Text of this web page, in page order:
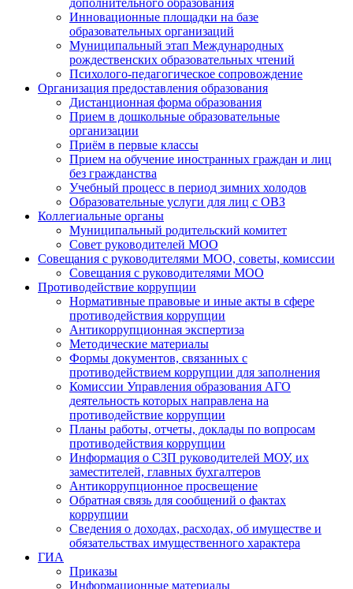
дополнительного образования
Инновационные площадки на базе
образовательных организаций
Муниципальный этап Международных
рождественских образовательных чтений
Психолого-педагогическое сопровождение
Организация предоставления образования
Дистанционная форма образования
Прием в дошкольные образовательные
организации
Приём в первые классы
Прием на обучение иностранных граждан и лиц
без гражданства
Учебный процесс в период зимних холодов
Образовательные услуги для лиц с ОВЗ
Коллегиальные органы
Муниципальный родительский комитет
Совет руководителей МОО
Совещания с руководителями МОО, советы, комиссии
Совещания с руководителями МОО
Противодействие коррупции
Нормативные правовые и иные акты в сфере
противодействия коррупции
Антикоррупционная экспертиза
Методические материалы
Формы документов, связанных с
противодействием коррупции для заполнения
Комиссии Управления образования АГО
деятельность которых направлена на
противодействие коррупции
Планы работы, отчеты, доклады по вопросам
противодействия коррупции
Информация о СЗП руководителей МОУ, их
заместителей, главных бухгалтеров
Антикоррупционное просвещение
Обратная связь для сообщений о фактах
коррупции
Сведения о доходах, расходах, об имуществе и
обязательствах имущественного характера
ГИА
Приказы
Информационные материалы